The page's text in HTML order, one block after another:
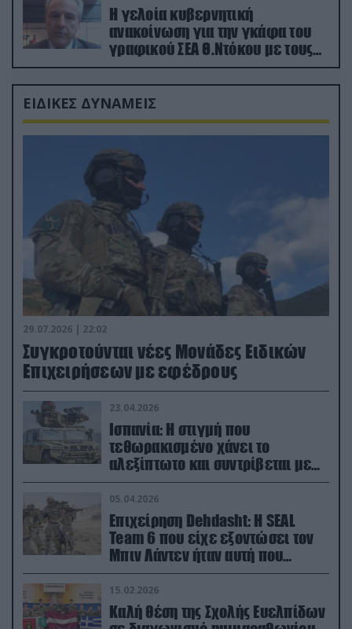
Η γελοία κυβερνητική
ανακοίνωση για την γκάφα του
γραφικού ΣΕΑ Θ.Ντόκου με τους
Ρώσους φαρσέρ
ΕΙΔΙΚΕΣ ΔΥΝΑΜΕΙΣ
29.07.2026 | 22:02
Συγκροτούνται νέες Μονάδες Ειδικών
Επιχειρήσεων με εφέδρους
23.04.2026
Ισπανία: Η στιγμή που
τεθωρακισμένο χάνει το
αλεξίπτωτο και συντρίβεται με
ορμή στο έδαφος (βίντεο)
05.04.2026
Επιχείρηση Dehdasht: Η SEAL
Team 6 που είχε εξοντώσει τον
Μπιν Λάντεν ήταν αυτή που
διέσωσε τον πιλότο του F-15
15.02.2026
Καλή θέση της Σχολής Ευελπίδων